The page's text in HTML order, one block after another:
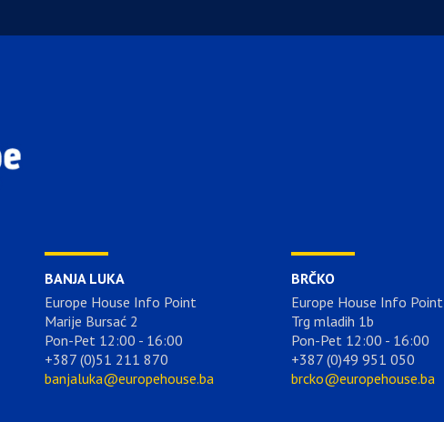
BANJA LUKA
Europe House Info Point
Marije Bursać 2
Pon-Pet 12:00 - 16:00
+387 (0)51 211 870
banjaluka@europehouse.ba
BRČKO
Europe House Info Point
Trg mladih 1b
Pon-Pet 12:00 - 16:00
+387 (0)49 951 050
brcko@europehouse.ba